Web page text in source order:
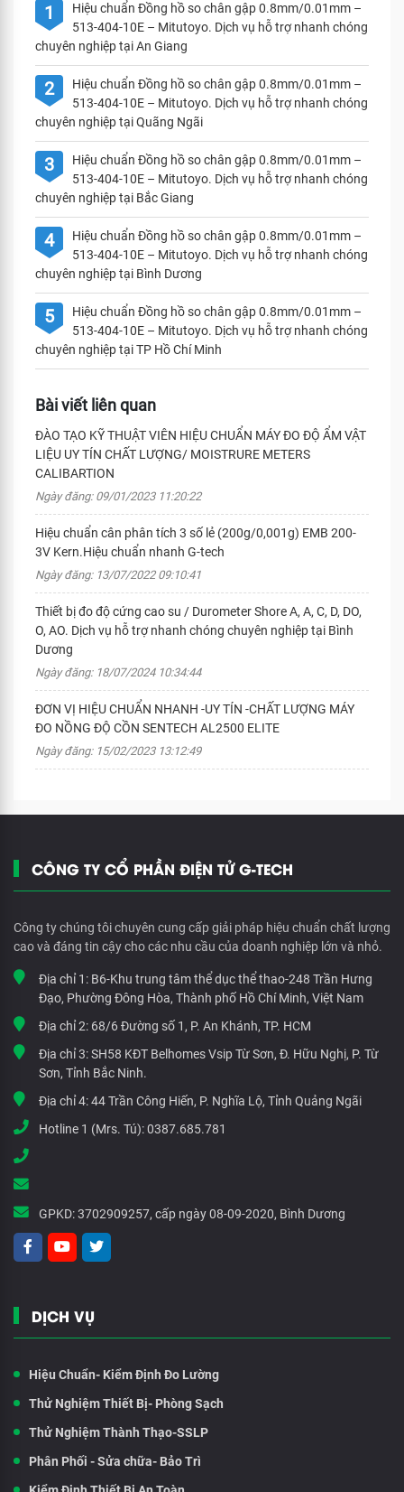
1
Hiệu chuẩn Đồng hồ so chân gập 0.8mm/0.01mm –
513-404-10E – Mitutoyo. Dịch vụ hỗ trợ nhanh chóng
chuyên nghiệp tại An Giang
2
Hiệu chuẩn Đồng hồ so chân gập 0.8mm/0.01mm –
513-404-10E – Mitutoyo. Dịch vụ hỗ trợ nhanh chóng
chuyên nghiệp tại Quãng Ngãi
3
Hiệu chuẩn Đồng hồ so chân gập 0.8mm/0.01mm –
513-404-10E – Mitutoyo. Dịch vụ hỗ trợ nhanh chóng
chuyên nghiệp tại Bắc Giang
4
Hiệu chuẩn Đồng hồ so chân gập 0.8mm/0.01mm –
513-404-10E – Mitutoyo. Dịch vụ hỗ trợ nhanh chóng
chuyên nghiệp tại Bình Dương
5
Hiệu chuẩn Đồng hồ so chân gập 0.8mm/0.01mm –
513-404-10E – Mitutoyo. Dịch vụ hỗ trợ nhanh chóng
chuyên nghiệp tại TP Hồ Chí Minh
Bài viết liên quan
ĐÀO TẠO KỸ THUẬT VIÊN HIỆU CHUẨN MÁY ĐO ĐỘ ẨM VẬT
LIỆU UY TÍN CHẤT LƯỢNG/ MOISTRURE METERS
CALIBARTION
Ngày đăng: 09/01/2023 11:20:22
Hiệu chuẩn cân phân tích 3 số lẻ (200g/0,001g) EMB 200-
3V Kern.Hiệu chuẩn nhanh G-tech
Ngày đăng: 13/07/2022 09:10:41
Thiết bị đo độ cứng cao su / Durometer Shore A, A, C, D, DO,
O, AO. Dịch vụ hỗ trợ nhanh chóng chuyên nghiệp tại Bình
Dương
Ngày đăng: 18/07/2024 10:34:44
ĐƠN VỊ HIỆU CHUẨN NHANH -UY TÍN -CHẤT LƯỢNG MÁY
ĐO NỒNG ĐỘ CỒN SENTECH AL2500 ELITE
Ngày đăng: 15/02/2023 13:12:49
CÔNG TY CỔ PHẦN ĐIỆN TỬ G-TECH
Công ty chúng tôi chuyên cung cấp giải pháp hiệu chuẩn chất lượng
cao và đáng tin cậy cho các nhu cầu của doanh nghiệp lớn và nhỏ.
Địa chỉ 1: B6-Khu trung tâm thể dục thể thao-248 Trần Hưng
Đạo, Phường Đông Hòa, Thành phố Hồ Chí Minh, Việt Nam
Địa chỉ 2: 68/6 Đường số 1, P. An Khánh, TP. HCM
Địa chỉ 3:SH58 KĐT Belhomes Vsip Từ Sơn, Đ. Hữu Nghị, P. Từ
Sơn, Tỉnh Bắc Ninh.
Địa chỉ 4:44 Trần Công Hiến, P. Nghĩa Lộ, Tỉnh Quảng Ngãi
Hotline 1 (Mrs. Tú):0387.685.781
GPKD:3702909257, cấp ngày 08-09-2020, Bình Dương
DỊCH VỤ
Hiệu Chuẩn- Kiểm Định Đo Lường
Thử Nghiệm Thiết Bị- Phòng Sạch
Thử Nghiệm Thành Thạo-SSLP
Phân Phối - Sửa chữa- Bảo Trì